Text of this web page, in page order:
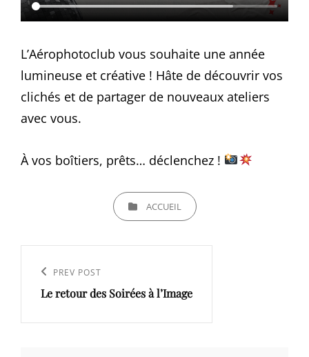
L’Aérophotoclub vous souhaite une année
lumineuse et créative ! Hâte de découvrir vos
clichés et de partager de nouveaux ateliers
avec vous.
À vos boîtiers, prêts… déclenchez !
CATEGORIESACCUEIL
l’article
Previous
Post
PREV POST
Le retour des Soirées à l’Image